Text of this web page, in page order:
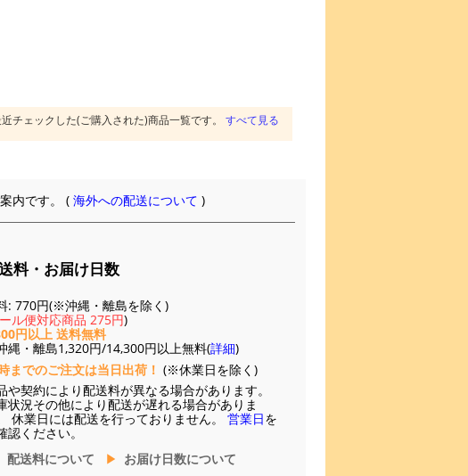
チェックした(ご購入された)商品一覧です。 すべて見る
内です。 (海外への配送について )
料・お届け日数
: 770円(※沖縄・離島を除く)
ル便対応商品 275円)
円以上 送料無料
縄・離島1,320円/14,300円以上無料(詳細)
までのご注文は当日出荷！ (※休業日を除く)
や契約により配送料が異なる場合があります。
状況その他により配送が遅れる場合がありま
休業日には配送を行っておりません。 営業日を
認ください。
配送料について
お届け日数について